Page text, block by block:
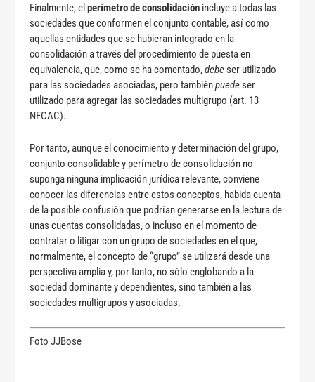
Finalmente, elperímetro de consolidación incluye a todas las
sociedades que conformen el conjunto contable, así como
aquellas entidades que se hubieran integrado en la
consolidación a través del procedimiento de puesta en
equivalencia, que, como se ha comentado,debeser utilizado
para las sociedades asociadas, pero tambiénpuedeser
utilizado para agregar las sociedades multigrupo (art. 13
NFCAC).
Por tanto, aunque el conocimiento y determinación del grupo,
conjunto consolidable y perímetro de consolidación no
suponga ninguna implicación jurídica relevante, conviene
conocer las diferencias entre estos conceptos, habida cuenta
de la posible confusión que podrían generarse en la lectura de
unas cuentas consolidadas, o incluso en el momento de
contratar o litigar con un grupo de sociedades en el que,
normalmente, el concepto de “grupo” se utilizará desde una
perspectiva amplia y, por tanto, no sólo englobando a la
sociedad dominante y dependientes, sino también a las
sociedades multigrupos y asociadas.
Foto JJBose